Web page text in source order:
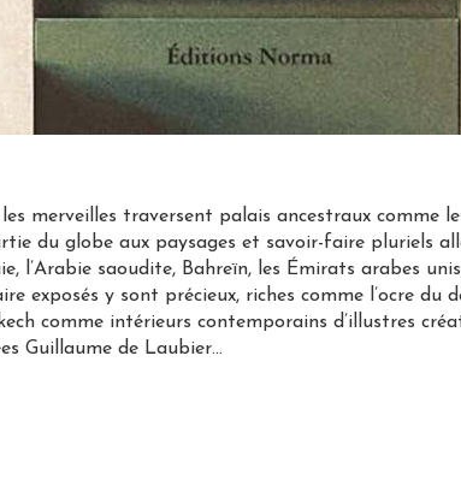
merveilles traversent palais ancestraux comme
du globe aux paysages et savoir-faire pluriels
l’Arabie saoudite, Bahreïn, les Émirats arabes
exposés y sont précieux, riches comme l’ocre
comme intérieurs contemporains d’illustres
Guillaume de Laubier…